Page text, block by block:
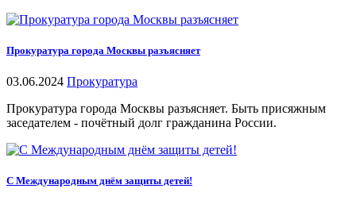
Прокуратура города Москвы разъясняет
03.06.2024 Прокуратура
Прокуратура города Москвы разъясняет. Быть присяжным
заседателем - почётный долг гражданина России.
С Международным днём защиты детей!